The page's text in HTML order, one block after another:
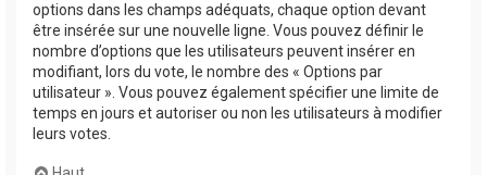
options dans les champs adéquats, chaque option devant
être insérée sur une nouvelle ligne. Vous pouvez définir le
nombre d’options que les utilisateurs peuvent insérer en
modifiant, lors du vote, le nombre des « Options par
utilisateur ». Vous pouvez également spécifier une limite de
temps en jours et autoriser ou non les utilisateurs à modifier
leurs votes.